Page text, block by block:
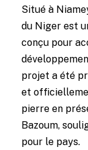
Situé à
du Niger est
conçu pour
projet a été
et
pierre en
Bazoum,
pour le pays.